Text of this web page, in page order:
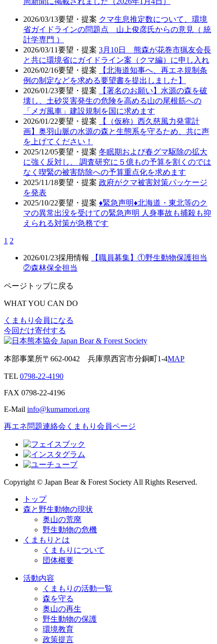
2026/03/13要望・提案 クマ生息推定数について、環境
省ガイドラインの問題点 山上俊彦氏からの意見（ 統
計学専門 ）
2026/03/11要望・提案 3月10日 熊森が花巻市猟友会長
と共に環境省にガイドライン案（クマ編）に申し入れ
2026/02/16要望・提案
【北海道知事へ、再エネ規制条
例の制定などを求める要望書を提出しました】
2026/01/23要望・提案
【署名のお願い】水源の森を破
壊し、土砂災害発生の危険を高める山の尾根筋への
「メガ風車」建設規制を国に求めます
2026/01/22要望・提案
【（仮称）西久慈風力発電計
画】奥羽山脈の水源の森と生態系を守るため、共に声
を上げてください！
2025/12/05要望・提案 冬眠期および春グマ駆除の拡大
に強く反対し、 調査研究に５億もの予算を割くのでは
なく喫緊の被害防除への予算重点化を求めます
2025/11/18要望・提案 政府がクマ被害対策パッケージ
を発表
2025/10/22要望・提案 ♦️緊急声明♦️北海道・東北等のク
マの異常出没を受けての緊急声明 人身事故も捕殺も抑
えられる対策が急務です
1 2
2026/01/23採用情報
【職員募集】①野生動物保護担当
②森林保全担当
ページトップに戻る
WHAT YOU CAN DO
くまもり会員になる
今回だけ寄付する
本部事業所〒662-0042 兵庫県西宮市分銅町1-4MAP
TEL 0798-22-4190
FAX 0798-22-4196
E-Mail info@kumamori.org
再エネ問題連絡会 くまもり会員ページ
Copyright © Japan Bear & Forest Society All Rights Reserved.
トップ
森と野生動物の現状
奥山の荒廃
野生動物の危機
くまもりとは
くまもりについて
団体概要
活動内容
くまもりの活動一覧
森を守る
奥山の再生
野生動物の保護
環境教育
政策提言